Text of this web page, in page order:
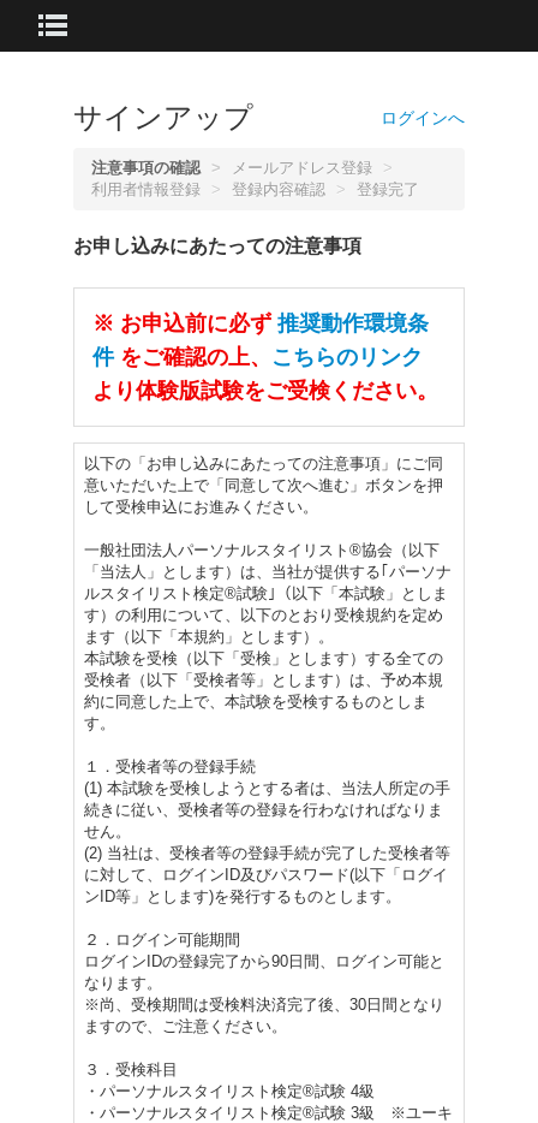
ログインへ
サインアップ
注意事項の確認 > メールアドレス登録
>
利用者情報登録
> 登録内容確認 > 登録完了
お申し込みにあたっての注意事項
※ お申込前に必ず 推奨動作環境条
件をご確認の上、
こちらのリンク
より体験版試験をご受検ください。
以下の「お申し込みにあたっての注意事項」にご同
意いただいた上で「同意して次へ進む」ボタンを押
して受検申込にお進みください。
一般社団法人パーソナルスタイリスト®協会（以下
「当法人」とします）は、当社が提供する｢パーソナ
ルスタイリスト検定®試験｣（以下「本試験」としま
す）の利用について、以下のとおり受検規約を定め
ます（以下「本規約」とします）。
本試験を受検（以下「受検」とします）する全ての
受検者（以下「受検者等」とします）は、予め本規
約に同意した上で、本試験を受検するものとしま
す。
１．受検者等の登録手続
(1) 本試験を受検しようとする者は、当法人所定の手
続きに従い、受検者等の登録を行わなければなりま
せん。
(2) 当社は、受検者等の登録手続が完了した受検者等
に対して、ログインID及びパスワード(以下「ログイ
ンID等」とします)を発行するものとします。
２．ログイン可能期間
ログインIDの登録完了から90日間、ログイン可能と
なります。
※尚、受検期間は受検料決済完了後、30日間となり
ますので、ご注意ください。
３．受検科目
・パーソナルスタイリスト検定®試験 4級
・パーソナルスタイリスト検定®試験 3級 ※ユーキ